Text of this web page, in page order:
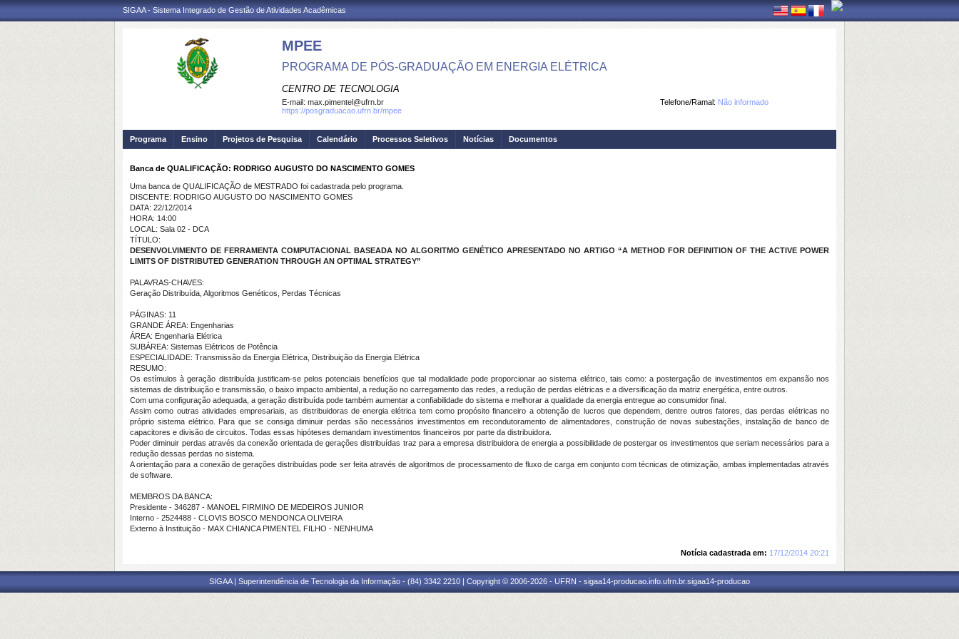
SIGAA - Sistema Integrado de Gestão de Atividades Acadêmicas
MPEE
PROGRAMA DE PÓS-GRADUAÇÃO EM ENERGIA ELÉTRICA
CENTRO DE TECNOLOGIA
Telefone/Ramal: Não informado
E-mail: max.pimentel@ufrn.br
https://posgraduacao.ufrn.br/mpee
Programa Ensino Projetos de Pesquisa Calendário Processos Seletivos Notícias Documentos
Banca de QUALIFICAÇÃO: RODRIGO AUGUSTO DO NASCIMENTO GOMES
Uma banca de QUALIFICAÇÃO de MESTRADO foi cadastrada pelo programa.
DISCENTE: RODRIGO AUGUSTO DO NASCIMENTO GOMES
DATA: 22/12/2014
HORA: 14:00
LOCAL: Sala 02 - DCA
TÍTULO:
DESENVOLVIMENTO DE FERRAMENTA COMPUTACIONAL BASEADA NO ALGORITMO GENÉTICO APRESENTADO NO ARTIGO “A METHOD FOR DEFINITION OF THE ACTIVE POWER
LIMITS OF DISTRIBUTED GENERATION THROUGH AN OPTIMAL STRATEGY”
PALAVRAS-CHAVES:
Geração Distribuída, Algoritmos Genéticos, Perdas Técnicas
PÁGINAS: 11
GRANDE ÁREA: Engenharias
ÁREA: Engenharia Elétrica
SUBÁREA: Sistemas Elétricos de Potência
ESPECIALIDADE: Transmissão da Energia Elétrica, Distribuição da Energia Elétrica
RESUMO:
Os estímulos à geração distribuída justificam-se pelos potenciais benefícios que tal modalidade pode proporcionar ao sistema elétrico, tais como: a postergação de investimentos em expansão nos
sistemas de distribuição e transmissão, o baixo impacto ambiental, a redução no carregamento das redes, a redução de perdas elétricas e a diversificação da matriz energética, entre outros.
Com uma configuração adequada, a geração distribuída pode também aumentar a confiabilidade do sistema e melhorar a qualidade da energia entregue ao consumidor final.
Assim como outras atividades empresariais, as distribuidoras de energia elétrica tem como propósito financeiro a obtenção de lucros que dependem, dentre outros fatores, das perdas elétricas no
próprio sistema elétrico. Para que se consiga diminuir perdas são necessários investimentos em recondutoramento de alimentadores, construção de novas subestações, instalação de banco de
capacitores e divisão de circuitos. Todas essas hipóteses demandam investimentos financeiros por parte da distribuidora.
Poder diminuir perdas através da conexão orientada de gerações distribuídas traz para a empresa distribuidora de energia a possibilidade de postergar os investimentos que seriam necessários para a
redução dessas perdas no sistema.
A orientação para a conexão de gerações distribuídas pode ser feita através de algoritmos de processamento de fluxo de carga em conjunto com técnicas de otimização, ambas implementadas através
de software.
MEMBROS DA BANCA:
Presidente - 346287 - MANOEL FIRMINO DE MEDEIROS JUNIOR
Interno - 2524488 - CLOVIS BOSCO MENDONCA OLIVEIRA
Externo à Instituição - MAX CHIANCA PIMENTEL FILHO - NENHUMA
Notícia cadastrada em: 17/12/2014 20:21
SIGAA | Superintendência de Tecnologia da Informação - (84) 3342 2210 | Copyright © 2006-2026 - UFRN - sigaa14-producao.info.ufrn.br.sigaa14-producao